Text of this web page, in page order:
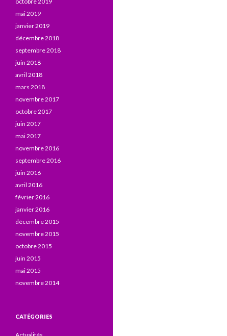
mai 2019
janvier 2019
décembre 2018
septembre 2018
juin 2018
avril 2018
mars 2018
novembre 2017
octobre 2017
juin 2017
mai 2017
novembre 2016
septembre 2016
juin 2016
avril 2016
février 2016
janvier 2016
décembre 2015
novembre 2015
octobre 2015
juin 2015
mai 2015
novembre 2014
CATÉGORIES